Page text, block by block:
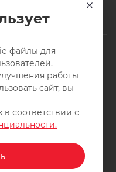
спортивных товаров
офертой. Все права
и фотографий
файлы для
работы
сайт, вы
в соответствии с